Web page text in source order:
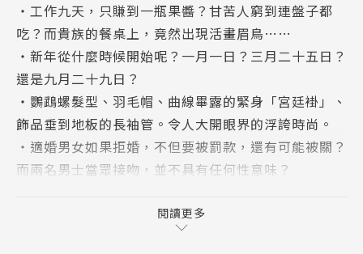
‧工作九天，只賺到一瓶果醬？甘苦人窮到連盤子都
吃？而貴族的餐桌上，竟然出現活畫眉鳥……
‧新年從什麼時候開始呢？一月一日？三月二十五日？
還是九月二十九日？
‧鸚鵡螺髮型、羽毛帽、曲線畢露的緊身「宮廷褂」、
飾品垂到地板的長袖管。令人大開眼界的浮誇時尚。
‧適婚男女如果拒婚，不但要被罰款，還有可能被關？
而兩名男士當眾接吻，並不具有任何性意味？
之旅已經是人人嚮往的熱門旅行。
閱讀更多